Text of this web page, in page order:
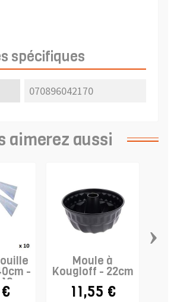
spécifiques
070896042170
aimerez aussi
-
Moule à
Kougloff - 22cm
11,55 €
›